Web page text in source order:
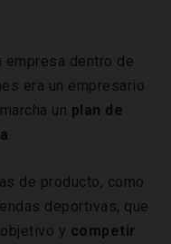
empresa dentro de
era un empresario
un plan de
.
de producto, como
deportivas, que
y competir